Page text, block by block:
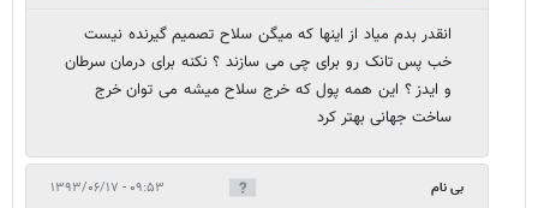
انقدر بدم میاد از اینها که میگن سلاح تصمیم گیرنده نیست
خب پس تانک رو برای چی می سازند ؟ نکنه برای درمان سرطان
و ایدز ؟ این همه پول که خرج سلاح میشه می توان خرج
ساخت جهانی بهتر کرد
بی نام ۰۹:۵۳ - ۱۳۹۳/۰۶/۱۷